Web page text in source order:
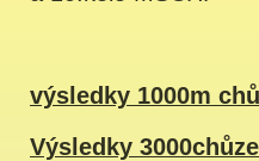
výsledky 1000m
Výsledky